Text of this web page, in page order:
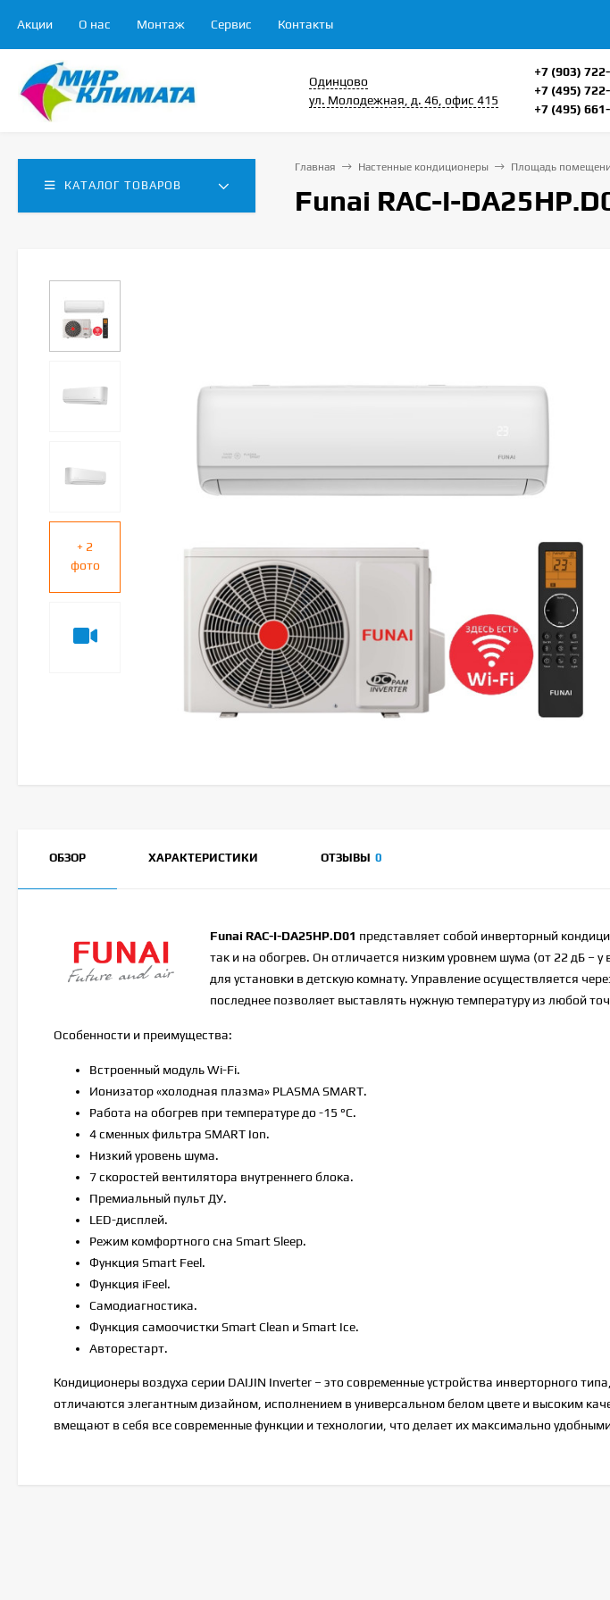
Акции О нас Монтаж Сервис Контакты
Одинцово
ул. Молодежная, д. 46, офис 415
+7 (903)
+7 (495)
+7 (495)
КАТАЛОГ ТОВАРОВ
Главная Настенные кондиционеры Площадь
Funai RAC-I-
+ 2
фото
ОБЗОР ХАРАКТЕРИСТИКИ ОТЗЫВЫ 0
Funai RAC-I-DA25HP.D01 представляет собой инверторный
так и на обогрев. Он отличается низким уровнем шума (от 22 дБ –
для установки в детскую комнату. Управление осуществляется
последнее позволяет выставлять нужную температуру из любой
Особенности и преимущества:
Встроенный модуль Wi-Fi.
Ионизатор «холодная плазма» PLASMA SMART.
Работа на обогрев при температуре до -15 °С.
4 сменных фильтра SMART Ion.
Низкий уровень шума.
7 скоростей вентилятора внутреннего блока.
Премиальный пульт ДУ.
LED-дисплей.
Режим комфортного сна Smart Sleep.
Функция Smart Feel.
Функция iFeel.
Самодиагностика.
Функция самоочистки Smart Clean и Smart Ice.
Авторестарт.
Кондиционеры воздуха серии DAIJIN Inverter – это современные устройства инверторного
отличаются элегантным дизайном, исполнением в универсальном белом цвете и высоким
вмещают в себя все современные функции и технологии, что делает их максимально